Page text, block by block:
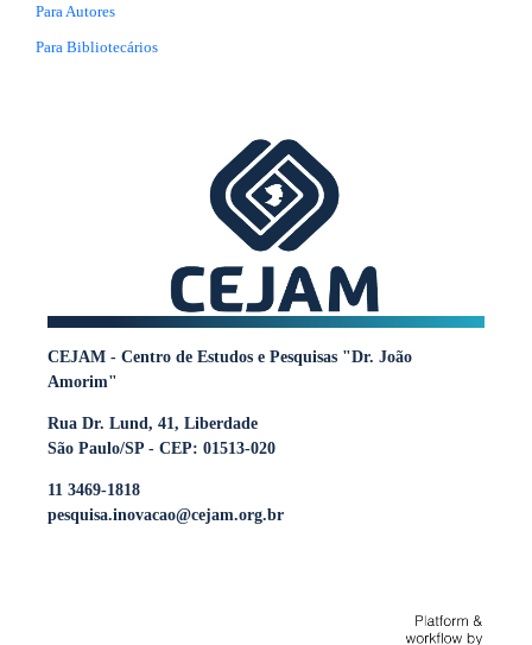
Para Autores
Para Bibliotecários
CEJAM - Centro de Estudos e Pesquisas "Dr. João
Amorim"
Rua Dr. Lund, 41, Liberdade
São Paulo/SP - CEP: 01513-020
11 3469-1818
pesquisa.inovacao@cejam.org.br